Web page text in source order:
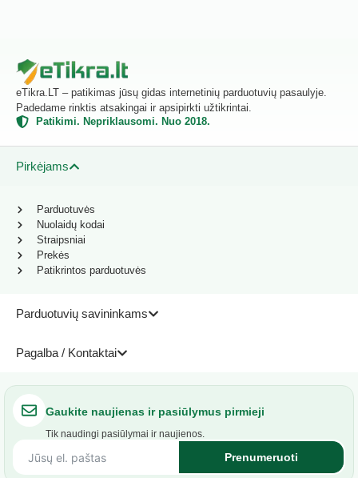
eTikra.LT – patikimas jūsų gidas internetinių parduotuvių pasaulyje.
Padedame rinktis atsakingai ir apsipirkti užtikrintai.
Patikimi. Nepriklausomi. Nuo 2018.
Pirkėjams
Parduotuvių savininkams
Pagalba / Kontaktai
Parduotuvės
Nuolaidų kodai
Straipsniai
Prekės
Patikrintos parduotuvės
Gaukite naujienas ir pasiūlymus pirmieji
Tik naudingi pasiūlymai ir naujienos.
Prenumeruoti